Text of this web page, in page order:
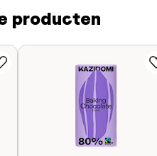
producten